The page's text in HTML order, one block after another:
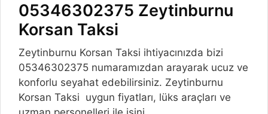
05346302375 Zeytinburnu
Korsan Taksi
Zeytinburnu Korsan Taksi ihtiyacınızda bizi
05346302375 numaramızdan arayarak ucuz ve
konforlu seyahat edebilirsiniz. Zeytinburnu
Korsan Taksi uygun fiyatları, lüks araçları ve